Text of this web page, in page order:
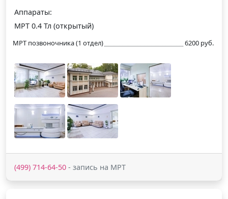
Аппараты:
МРТ 0.4 Тл (открытый)
МРТ позвоночника (1 отдел) 6200 руб.
(499) 714-64-50 - запись на МРТ